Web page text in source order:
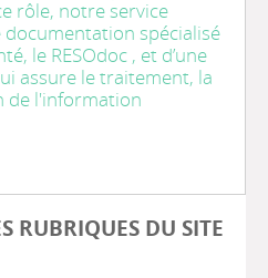
rôle, notre service
documentation spécialisé
le RESOdoc , et d’une
assure le traitement, la
de l'information
RUBRIQUES DU SITE